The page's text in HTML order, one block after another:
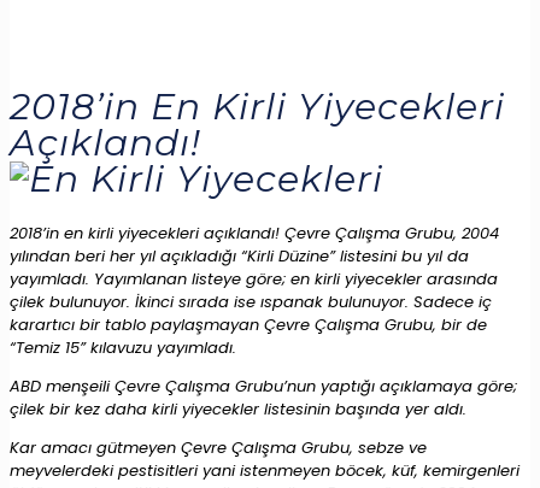
2018’in En Kirli Yiyecekleri
Açıklandı!
2018’in en kirli yiyecekleri açıklandı! Çevre Çalışma Grubu, 2004
yılından beri her yıl açıkladığı “Kirli Düzine” listesini bu yıl da
yayımladı. Yayımlanan listeye göre; en kirli yiyecekler arasında
çilek bulunuyor. İkinci sırada ise ıspanak bulunuyor. Sadece iç
karartıcı bir tablo paylaşmayan Çevre Çalışma Grubu, bir de
“Temiz 15” kılavuzu yayımladı.
ABD menşeili Çevre Çalışma Grubu’nun yaptığı açıklamaya göre;
çilek bir kez daha kirli yiyecekler listesinin başında yer aldı.
Kar amacı gütmeyen Çevre Çalışma Grubu, sebze ve
meyvelerdeki pestisitleri yani istenmeyen böcek, küf, kemirgenleri